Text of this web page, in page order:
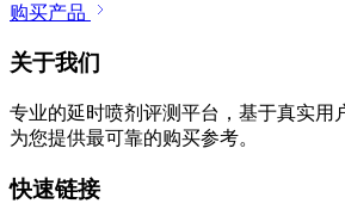
购买产品
关于我们
专业的延时喷剂评测平台，基于真实用
为您提供最可靠的购买参考。
快速链接